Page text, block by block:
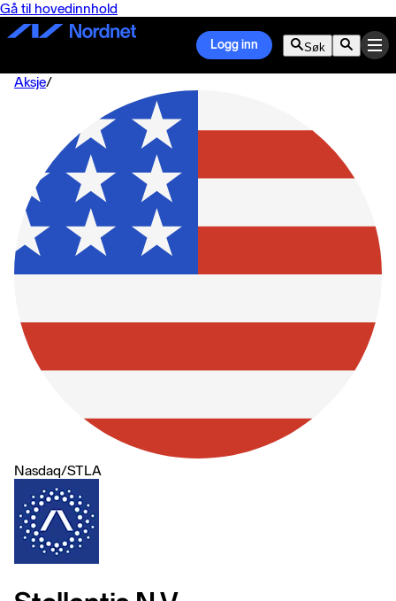
Gå til hovedinnhold
Logg inn Søk
Aksje/
Nasdaq/STLA